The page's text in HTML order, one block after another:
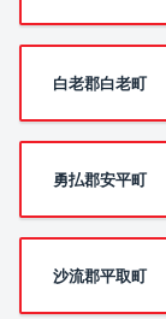
白老郡白老町
勇払郡安平町
沙流郡平取町